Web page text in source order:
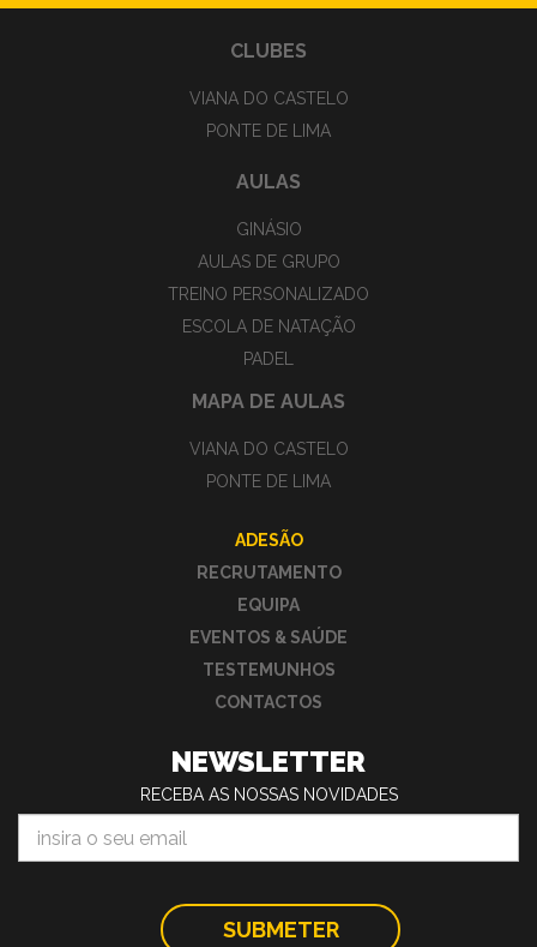
CLUBES
VIANA DO CASTELO
PONTE DE LIMA
AULAS
GINÁSIO
AULAS DE GRUPO
TREINO PERSONALIZADO
ESCOLA DE NATAÇÃO
PADEL
MAPA DE AULAS
VIANA DO CASTELO
PONTE DE LIMA
ADESÃO
RECRUTAMENTO
EQUIPA
EVENTOS & SAÚDE
TESTEMUNHOS
CONTACTOS
NEWSLETTER
RECEBA AS NOSSAS NOVIDADES